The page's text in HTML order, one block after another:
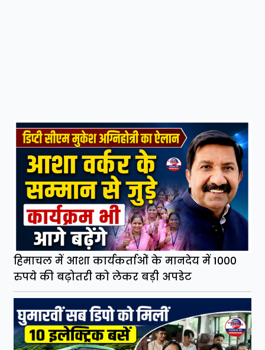
हिमाचल में आशा कार्यकर्ताओं के मानदेय में 1000
रुपये की बढ़ोतरी को लेकर बड़ी अपडेट